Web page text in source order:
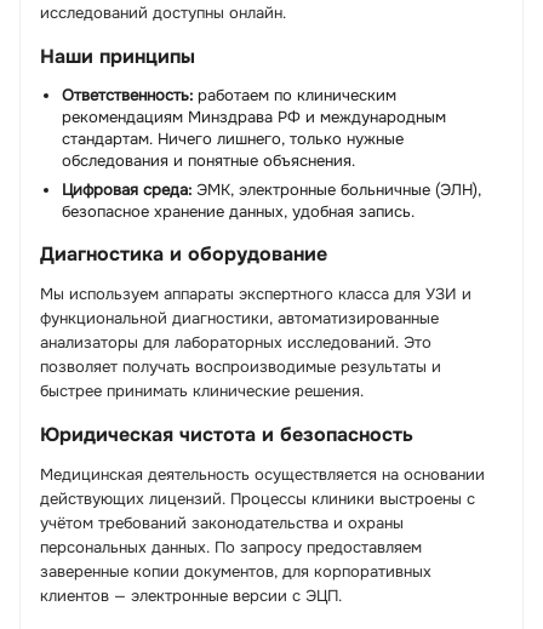
исследований доступны онлайн.
Наши принципы
Ответственность: работаем по клиническим
рекомендациям Минздрава РФ и международным
стандартам. Ничего лишнего, только нужные
обследования и понятные объяснения.
Цифровая среда: ЭМК, электронные больничные (ЭЛН),
безопасное хранение данных, удобная запись.
Диагностика и оборудование
Мы используем аппараты экспертного класса для УЗИ и
функциональной диагностики, автоматизированные
анализаторы для лабораторных исследований. Это
позволяет получать воспроизводимые результаты и
быстрее принимать клинические решения.
Юридическая чистота и безопасность
Медицинская деятельность осуществляется на основании
действующих лицензий. Процессы клиники выстроены с
учётом требований законодательства и охраны
персональных данных. По запросу предоставляем
заверенные копии документов, для корпоративных
клиентов — электронные версии с ЭЦП.